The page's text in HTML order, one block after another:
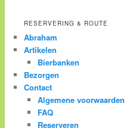
RESERVERING & ROUTE
Abraham
Artikelen
Bierbanken
Bezorgen
Contact
Algemene voorwaarden
FAQ
Reserveren